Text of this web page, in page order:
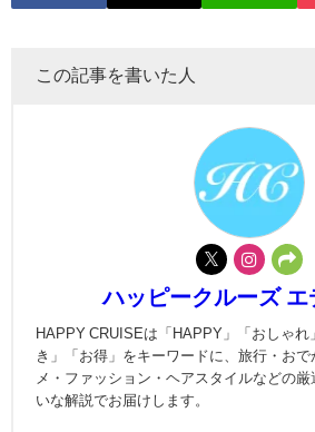
この記事を書いた人
ハッピークルーズ エ
HAPPY CRUISEは「HAPPY」「おしゃれ
き」「お得」をキーワードに、旅行・お
メ・ファッション・ヘアスタイルなどの
いな解説でお届けします。